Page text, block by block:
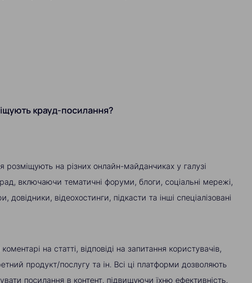
крауд-посилання?
розміщують на різних онлайн-майданчиках у галузі
включаючи тематичні форуми, блоги, соціальні мережі,
довідники, відеохостинги, підкасти та інші спеціалізовані
на статті, відповіді на запитання користувачів,
продукт/послугу та ін. Всі ці платформи дозволяють
посилання в контент, підвищуючи їхню ефективність.